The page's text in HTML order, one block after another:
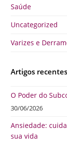
Saúde
Uncategorized
Varizes e
Artigos recentes
O Poder do
30/06/2026
Ansiedade:
sua vida